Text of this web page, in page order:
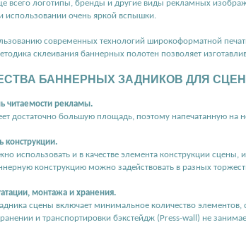
всего логотипы, бренды и другие виды рекламных
использовании очень яркой вспышки.
современных технологий широкоформатной
склеивания баннерных полотен позволяет
БАННЕРНЫХ ЗАДНИКОВ ДЛЯ СЦЕН
читаемости рекламы.
достаточно большую площадь, поэтому напечатанную
конструкции.
использовать и в качестве элемента конструкции сцены,
конструкцию можно задействовать в разных
монтажа и хранения.
сцены включает минимальное количество
и транспортировки бэкстейдж (Press-wall) не